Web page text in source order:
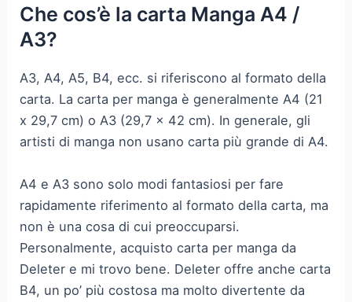
Che cos’è la carta Manga A4 /
A3?
A3, A4, A5, B4, ecc. si riferiscono al formato della
carta. La carta per manga è generalmente A4 (21
x 29,7 cm) o A3 (29,7 x 42 cm). In generale, gli
artisti di manga non usano carta più grande di A4.
A4 e A3 sono solo modi fantasiosi per fare
rapidamente riferimento al formato della carta, ma
non è una cosa di cui preoccuparsi.
Personalmente, acquisto carta per manga da
Deleter e mi trovo bene. Deleter offre anche carta
B4, un po’ più costosa ma molto divertente da